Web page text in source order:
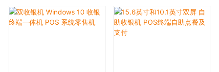
单显示屏，以高清图片展示菜
品，吸引顾客。它集成了多种支
单、选择食品、下单、付款和接
收订单确认，通过减少等待时间
和最大限度地减少工作人员协助